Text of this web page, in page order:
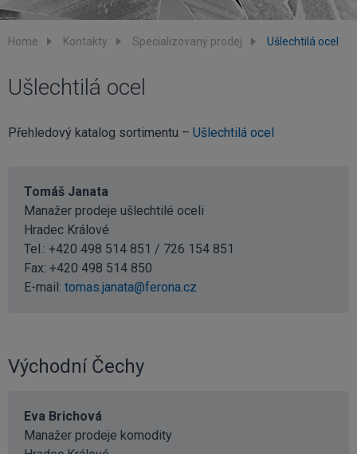
Home Kontakty Specializovaný prodej Ušlechtilá ocel
Ušlechtilá ocel
Přehledový katalog sortimentu – Ušlechtilá ocel
Tomáš Janata
Manažer prodeje ušlechtilé oceli
Hradec Králové
Tel.: +420 498 514 851 / 726 154 851
Fax: +420 498 514 850
E-mail: tomas.janata@ferona.cz
Východní Čechy
Eva Brichová
Manažer prodeje komodity